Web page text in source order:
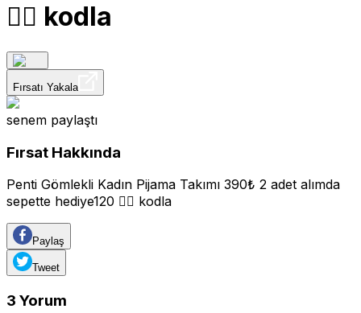
👈🏽 kodla
Fırsatı Yakala
senem paylaştı
Fırsat Hakkında
Penti Gömlekli Kadın Pijama Takımı 390₺ 2 adet alımda
sepette hediye120 👈🏽 kodla
Paylaş
Tweet
3 Yorum